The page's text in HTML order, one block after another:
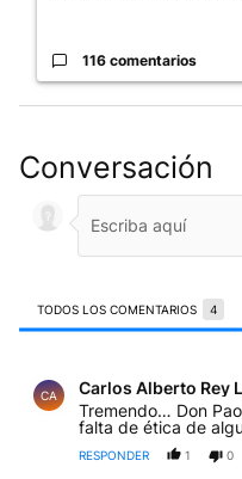
116 comentarios
Conversación
TODOS LOS COMENTARIOS 4
CA Carlos Alberto Rey
Tremendo… Don
falta de ética de
RESPONDER 1 0